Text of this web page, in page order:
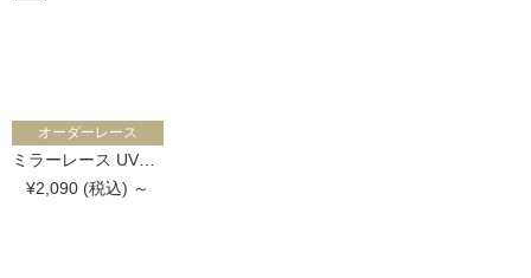
オーダーレース
¥2,090 (税込) ～